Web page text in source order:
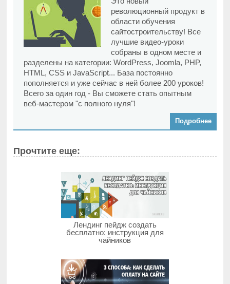
революционный продукт в
области обучения
сайтостроительству! Все
лучшие видео-уроки
собраны в одном месте и
разделены на категории: WordPress, Joomla, PHP,
HTML, CSS и JavaScript... База постоянно
пополняется и уже сейчас в ней более 200 уроков!
Всего за один год - Вы сможете стать опытным
веб-мастером "с полного нуля"!
Подробнее
Прочтите еще:
Лендинг пейдж создать
бесплатно: инструкция для
чайников